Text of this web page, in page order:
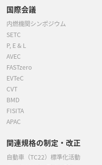
国際会議
内燃機関シンポジウム
SETC
P, E & L
AVEC
FASTzero
EVTeC
CVT
BMD
FISITA
APAC
関連規格の制定・改正
自動車（TC22）標準化活動